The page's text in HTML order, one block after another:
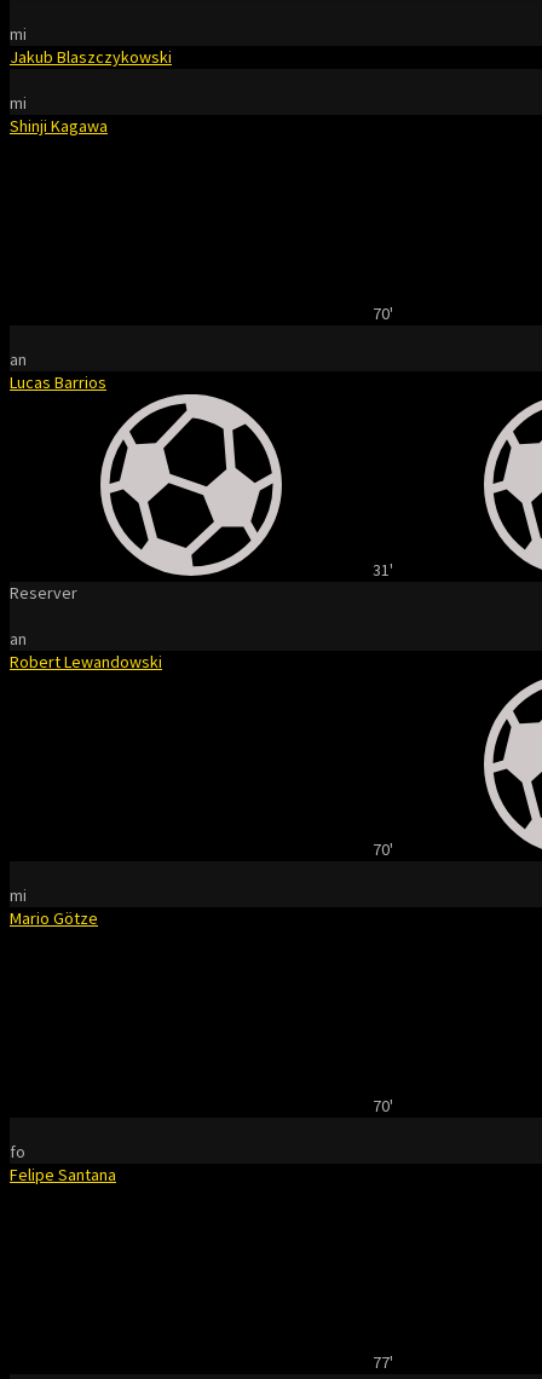
mi
Jakub Blaszczykowski
mi
Shinji Kagawa
70'
an
Lucas Barrios
31'
Reserver
an
Robert Lewandowski
70'
mi
Mario Götze
70'
fo
Felipe Santana
77'